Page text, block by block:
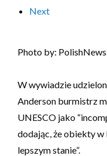
Next
Photo by:
W wywiadzie
Anderson burmistrz
UNESCO jako
dodając, że obiekty w
lepszym stanie”.